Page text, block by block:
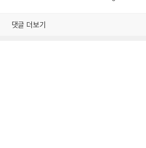
댓글 더보기